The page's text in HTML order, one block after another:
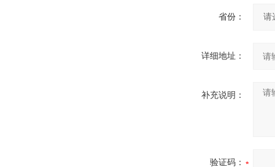
省份：
详细地址：
补充说明：
验证码：